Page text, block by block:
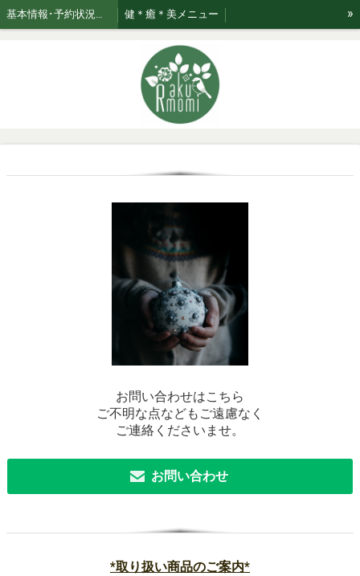
基本情報･予約状況・ページのご案内 健＊癒＊美メニュー
ご案内 セラピスト紹介
»
お問い合わせはこちら
ご不明な点などもご遠慮なく
ご連絡くださいませ。
お問い合わせ
*取り扱い商品のご案内*